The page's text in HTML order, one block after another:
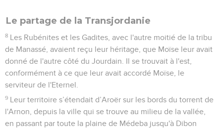
Le partage de la Transjordanie
8 Les Rubénites et les Gadites, avec l'autre moitié de la tribu
de Manassé, avaient reçu leur héritage, que Moïse leur avait
donné de l'autre côté du Jourdain. Il se trouvait à l'est,
conformément à ce que leur avait accordé Moïse, le
serviteur de l'Eternel.
9 Leur territoire s’étendait d’Aroër sur les bords du torrent de
l'Arnon, depuis la ville qui se trouve au milieu de la vallée,
en passant par toute la plaine de Médeba jusqu'à Dibon